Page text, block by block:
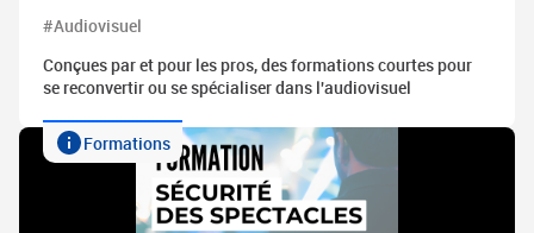
#Audiovisuel
Conçues par et pour les pros, des formations courtes pour
se reconvertir ou se spécialiser dans l'audiovisuel
Formations